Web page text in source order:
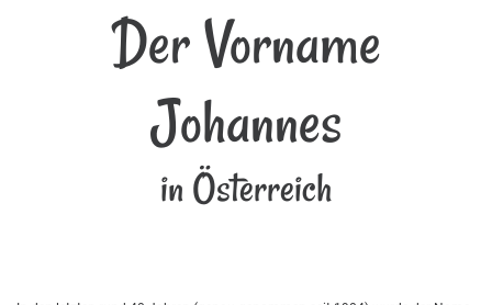
Der Vorname
Johannes
in Österreich